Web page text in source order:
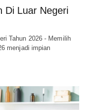
Di Luar Negeri
Tahun 2026 - Memilih
menjadi impian